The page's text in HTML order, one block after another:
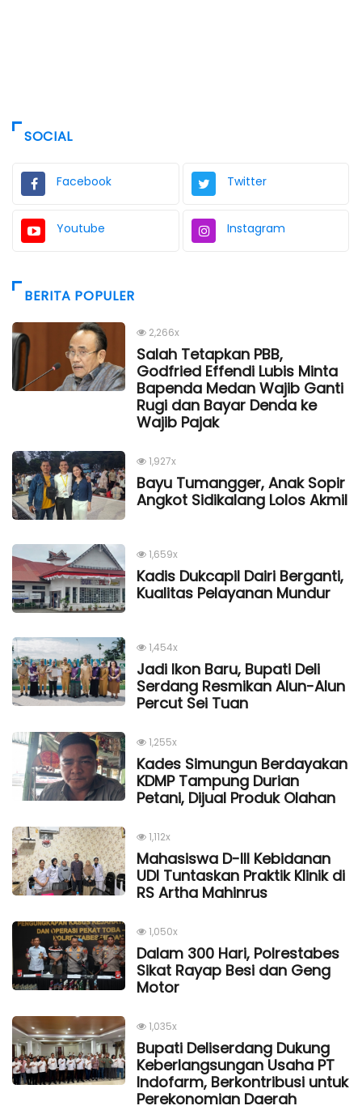
SOCIAL
Facebook Twitter
Youtube Instagram
BERITA POPULER
2,266x
Salah Tetapkan PBB,
Godfried Effendi Lubis Minta
Bapenda Medan Wajib Ganti
Rugi dan Bayar Denda ke
Wajib Pajak
1,927x
Bayu Tumangger, Anak Sopir
Angkot Sidikalang Lolos Akmil
1,659x
Kadis Dukcapil Dairi Berganti,
Kualitas Pelayanan Mundur
1,454x
Jadi Ikon Baru, Bupati Deli
Serdang Resmikan Alun-Alun
Percut Sei Tuan
1,255x
Kades Simungun Berdayakan
KDMP Tampung Durian
Petani, Dijual Produk Olahan
1,112x
Mahasiswa D-III Kebidanan
UDI Tuntaskan Praktik Klinik di
RS Artha Mahinrus
1,050x
Dalam 300 Hari, Polrestabes
Sikat Rayap Besi dan Geng
Motor
1,035x
Bupati Deliserdang Dukung
Keberlangsungan Usaha PT
Indofarm, Berkontribusi untuk
Perekonomian Daerah